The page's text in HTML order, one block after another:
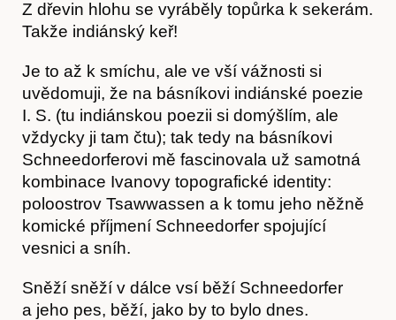
Z dřevin hlohu se vyráběly topůrka k sekerám.
Takže indiánský keř!
Je to až k smíchu, ale ve vší vážnosti si
uvědomuji, že na básníkovi indiánské poezie
I. S. (tu indiánskou poezii si domýšlím, ale
vždycky ji tam čtu); tak tedy na básníkovi
Schneedorferovi mě fascinovala už samotná
kombinace Ivanovy topografické identity:
poloostrov Tsawwassen a k tomu jeho něžně
komické příjmení Schneedorfer spojující
vesnici a sníh.
Sněží sněží v dálce vsí běží Schneedorfer
a jeho pes, běží, jako by to bylo dnes.